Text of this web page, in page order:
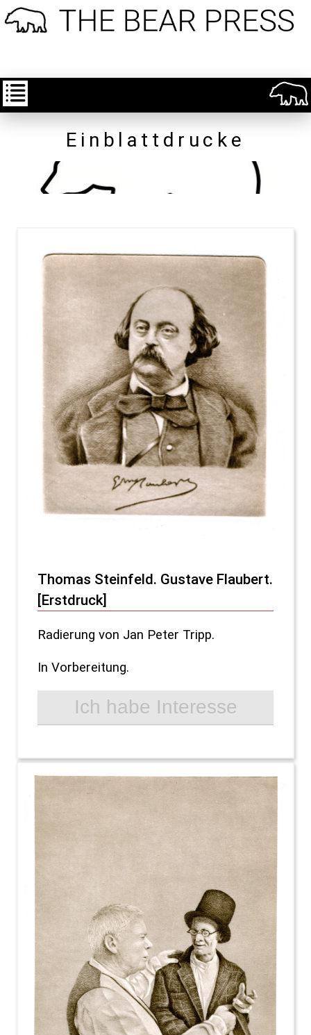
Einblattdrucke
Thomas Steinfeld. Gustave Flaubert.
[Erstdruck]
Radierung von Jan Peter Tripp.
In Vorbereitung.